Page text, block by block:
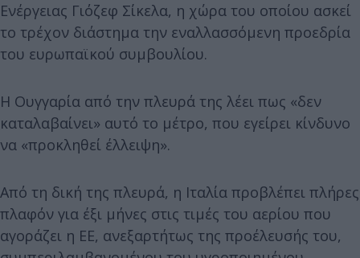
Ενέργειας Γιόζεφ Σίκελα, η χώρα του οποίου ασκεί
το τρέχον διάστημα την εναλλασσόμενη προεδρία
του ευρωπαϊκού συμβουλίου.
Η Ουγγαρία από την πλευρά της λέει πως «δεν
καταλαβαίνει» αυτό το μέτρο, που εγείρει κίνδυνο
να «προκληθεί έλλειψη».
Από τη δική της πλευρά, η Ιταλία προβλέπει πλήρες
πλαφόν για έξι μήνες στις τιμές του αερίου που
αγοράζει η ΕΕ, ανεξαρτήτως της προέλευσής του,